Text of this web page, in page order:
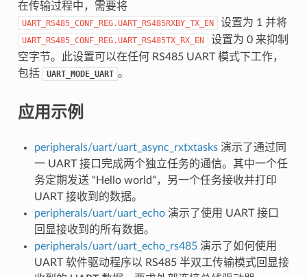
在传输过程中，需要将
UART_RS485_CONF_REG.UART_RS485RXBY_TX_EN 设置为 1 并将
UART_RS485_CONF_REG.UART_RS485TX_RX_EN
设置为 0 来抑制
空字节。此设置可以在任何 RS485 UART 模式下工作，
包括
UART_MODE_UART 。
应用示例
peripherals/uart/uart_async_rxtxtasks演示了通过同
一 UART 接口完成两个独立任务的通信。其中一个任
务定期发送 "Hello world"，另一个任务接收并打印
UART 接收到的数据。
peripherals/uart/uart_echo演示了使用 UART 接口
回显接收到的所有数据。
peripherals/uart/uart_echo_rs485演示了如何使用
UART 软件驱动程序以 RS485 半双工传输模式回显接